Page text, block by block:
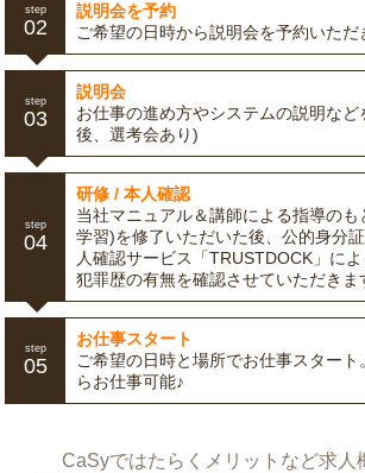
step
02
説明会を予約
ご希望の日時から説明会を予約いただ
step
03
説明会
お仕事の進め方やシステムの説明な
後、選考会あり)
step
04
研修 / 本人確認
当社マニュアル＆講師による指導の
学習)を修了いただいた後、公的身分
人確認サービス「TRUSTDOCK」に
犯罪歴の有無を確認させていただきま
step
05
お仕事スタート
ご希望の日時と場所でお仕事スター
らお仕事可能♪
CaSyではたらくメリットなど求人